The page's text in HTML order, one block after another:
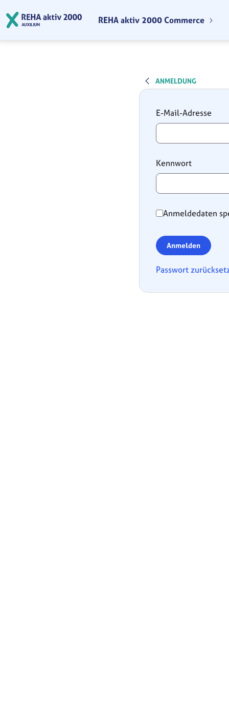
REHA aktiv 2000 Commerce
ANMELDUNG
Anmeldung
E-Mail-Adresse
Kennwort
Anmeldedaten
Anmelden
Passwort